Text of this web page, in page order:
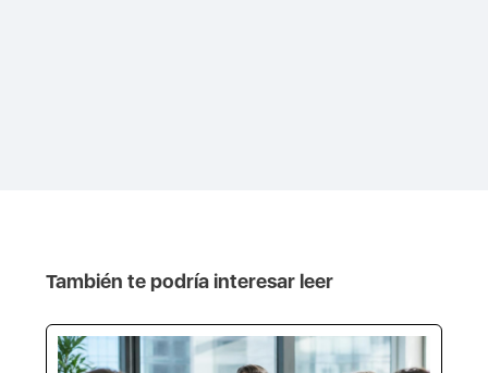
También te podría interesar leer